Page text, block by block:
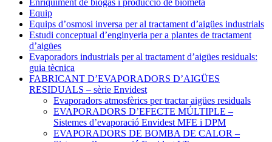
Enriquiment de biogàs i producció de biometà
Equip
Equips d’osmosi inversa per al tractament d’aigües industrials
Estudi conceptual d’enginyeria per a plantes de tractament
d’aigües
Evaporadors industrials per al tractament d’aigües residuals:
guia tècnica
FABRICANT D’EVAPORADORS D’AIGÜES
RESIDUALS – sèrie Envidest
Evaporadors atmosfèrics per tractar aigües residuals
EVAPORADORS D’EFECTE MÚLTIPLE –
Sistemes d’evaporació Envidest MFE i DPM
EVAPORADORS DE BOMBA DE CALOR –